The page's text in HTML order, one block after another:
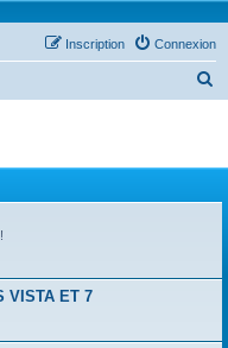
Connexion
Inscription
h
VISTA ET 7